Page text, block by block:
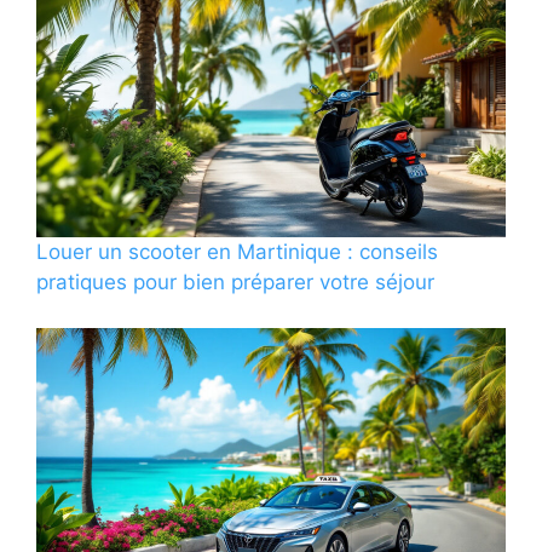
Louer un scooter en Martinique : conseils
pratiques pour bien préparer votre séjour